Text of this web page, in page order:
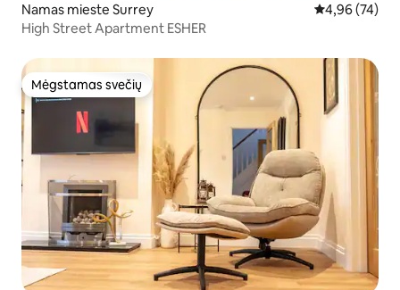
Namas mieste Surrey Vidutinis
4,96 (74)
High Street Apartment ESHER
Mėgstamas svečių
Mėgstamas svečių